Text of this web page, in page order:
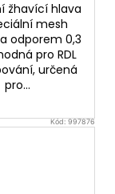
žhavící hlava
mesh
odporem 0,3
pro RDL
určená
pro...
Kód:997876